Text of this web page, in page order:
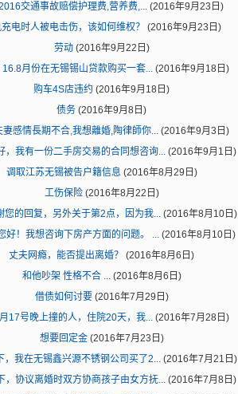
交通事故赔偿护理费,营养费,... (2016年9月23日)
电时人被电击伤，该如何维权？
(2016年9月23日)
劳动(2016年9月22日)
16.8月份在无锡锡山贷款购买一套... (2016年9月18日)
购车4S店违约 (2016年9月18日)
债务 (2016年9月8日)
妻感情長期不合,我想離婚,陶律師你...(2016年9月3日)
，我有一份二手房交易的合同想咨询...(2016年9月1日)
调取江苏无锡被告户籍信息(2016年8月29日)
工伤保险(2016年8月22日)
您的回复，另外关于第2点，因为我...(2016年8月10日)
好！我想咨询下房产方面的问题。 ...(2016年8月10日)
丈夫网瘾，能否提出离婚？
(2016年8月6日)
和他吵架 性格不合 ...(2016年8月6日)
借债如何讨要(2016年7月29日)
17号晚上撞的人，住院20天，我...(2016年7月28日)
想要回定金(2016年7月23日)
，我在无锡鑫兴源不锈钢公司买了2...(2016年7月21日)
，协议离婚时双方协商孩子由女方抚...(2016年7月8日)